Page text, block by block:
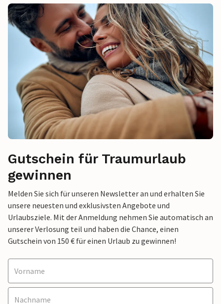
Gutschein für Traumurlaub
gewinnen
Melden Sie sich für unseren Newsletter an und erhalten Sie
unsere neuesten und exklusivsten Angebote und
Urlaubsziele. Mit der Anmeldung nehmen Sie automatisch an
unserer Verlosung teil und haben die Chance, einen
Gutschein von 150 € für einen Urlaub zu gewinnen!